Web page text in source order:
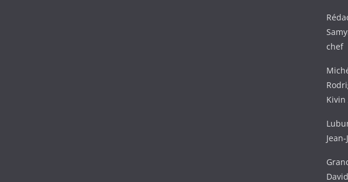
chef
Kivin